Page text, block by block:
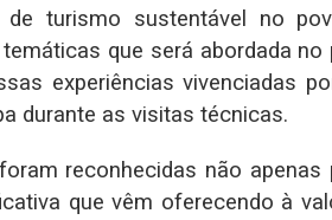
de turismo sustentável no
que será abordada
experiências vivenciadas
durante as visitas técnicas.
reconhecidas não
que vêm oferecendo à